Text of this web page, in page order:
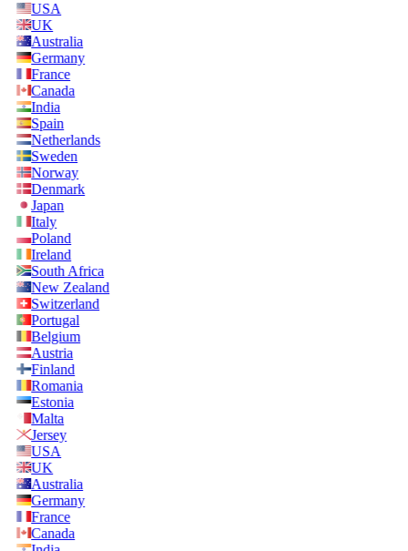
USA
UK
Australia
Germany
France
Canada
India
Spain
Netherlands
Sweden
Norway
Denmark
Japan
Italy
Poland
Ireland
South Africa
New Zealand
Switzerland
Portugal
Belgium
Austria
Finland
Romania
Estonia
Malta
Jersey
USA
UK
Australia
Germany
France
Canada